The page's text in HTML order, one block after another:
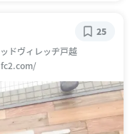
ドヴィレッヂ戸越
25